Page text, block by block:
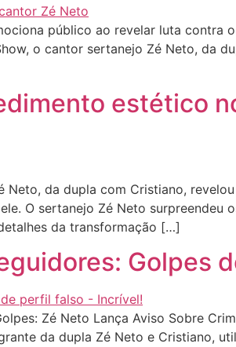
público ao revelar luta
o cantor sertanejo Zé Neto, da
estético
Neto, da dupla com Cristiano,
O sertanejo Zé Neto
da transformação […]
Golpes
Zé Neto Lança Aviso Sobre
da dupla Zé Neto e Cristiano,